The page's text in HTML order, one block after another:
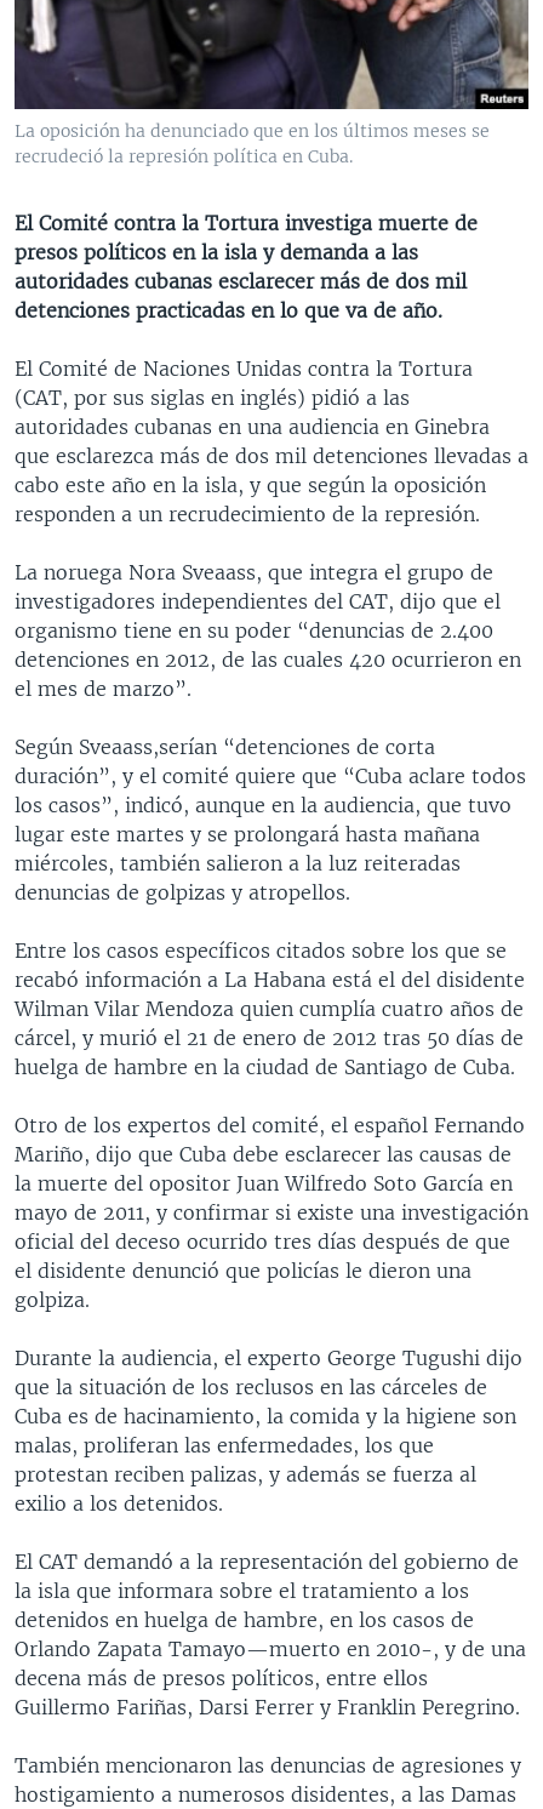
VENEZUELA
BRASIL
NICARAGUA
ECONOMÍA
ENTRETENIMIENTO Y CULTURA
TECNOLOGÍA
DEPORTES
MULTIMEDIA
VIDEOS
FOTOGRAFÍA
AUDIOS
PROGRAMAS TV
EL MUNDO AL DÍA
FORO INTERAMERICANO
LAS CLAVES
PANORAMA
RADIO
AVANCE INFORMATIVO
BUENOS DÍAS AMÉRICA
ESTADOS UNIDOS AL DÍA
EL MUNDO AL DÍA [RADIO]
FORO [RADIO]
DEPORTIVO INTERNACIONAL
NOTA ECONÓMICA
DIRECT
Learning English
Idiomas
La oposición ha denunciado que en los últimos meses se
recrudeció la represión política en Cuba.
El Comité contra la Tortura investiga muerte de
presos políticos en la isla y demanda a las
autoridades cubanas esclarecer más de dos mil
detenciones practicadas en lo que va de año.
El Comité de Naciones Unidas contra la Tortura
(CAT, por sus siglas en inglés) pidió a las
autoridades cubanas en una audiencia en Ginebra
que esclarezca más de dos mil detenciones llevadas a
cabo este año en la isla, y que según la oposición
responden a un recrudecimiento de la represión.
La noruega Nora Sveaass, que integra el grupo de
investigadores independientes del CAT, dijo que el
organismo tiene en su poder “denuncias de 2.400
detenciones en 2012, de las cuales 420 ocurrieron en
el mes de marzo”.
Según Sveaass,serían “detenciones de corta
duración”, y el comité quiere que “Cuba aclare todos
los casos”, indicó, aunque en la audiencia, que tuvo
lugar este martes y se prolongará hasta mañana
miércoles, también salieron a la luz reiteradas
denuncias de golpizas y atropellos.
Entre los casos específicos citados sobre los que se
recabó información a La Habana está el del disidente
Wilman Vilar Mendoza quien cumplía cuatro años de
cárcel, y murió el 21 de enero de 2012 tras 50 días de
huelga de hambre en la ciudad de Santiago de Cuba.
Otro de los expertos del comité, el español Fernando
Mariño, dijo que Cuba debe esclarecer las causas de
la muerte del opositor Juan Wilfredo Soto García en
mayo de 2011, y confirmar si existe una investigación
oficial del deceso ocurrido tres días después de que
el disidente denunció que policías le dieron una
golpiza.
Durante la audiencia, el experto George Tugushi dijo
que la situación de los reclusos en las cárceles de
Cuba es de hacinamiento, la comida y la higiene son
malas, proliferan las enfermedades, los que
protestan reciben palizas, y además se fuerza al
exilio a los detenidos.
El CAT demandó a la representación del gobierno de
la isla que informara sobre el tratamiento a los
detenidos en huelga de hambre, en los casos de
Orlando Zapata Tamayo—muerto en 2010-, y de una
decena más de presos políticos, entre ellos
Guillermo Fariñas, Darsi Ferrer y Franklin Peregrino.
También mencionaron las denuncias de agresiones y
hostigamiento a numerosos disidentes, a las Damas